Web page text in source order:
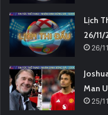
Lịch
26/
26/
Man
25/